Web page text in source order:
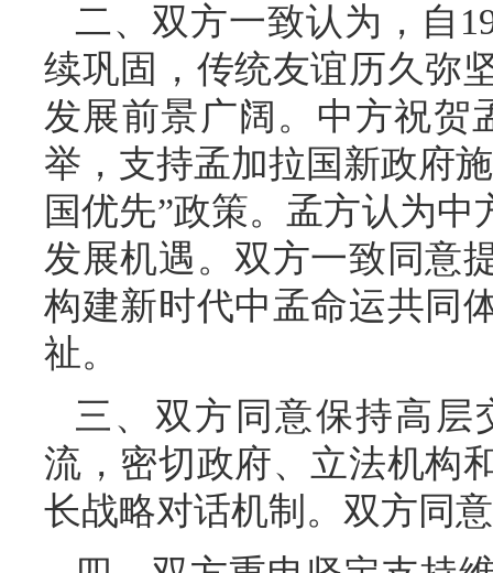
二、双方一致认为，自
续巩固，传统友谊历久弥
发展前景广阔。中方祝贺
举，支持孟加拉国新政府
国优先”政策。孟方认为
发展机遇。双方一致同意
构建新时代中孟命运共同
祉。
三、双方同意保持高
流，密切政府、立法机构
长战略对话机制。双方同